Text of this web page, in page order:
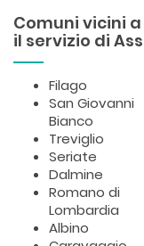
Comuni vicini
il servizio di
Filago
San Giovanni
Bianco
Treviglio
Seriate
Dalmine
Romano di
Lombardia
Albino